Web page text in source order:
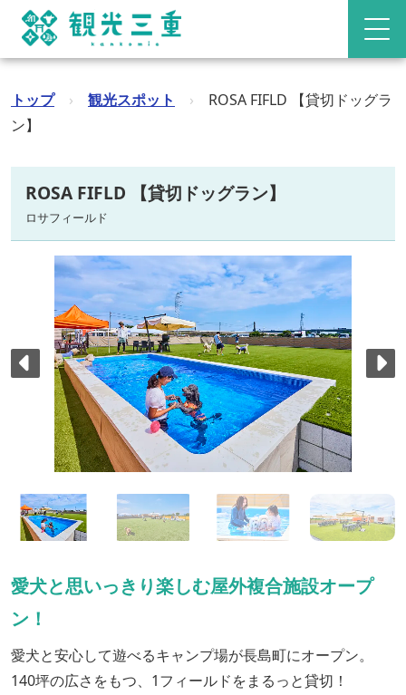
トップ › 観光スポット ›
ROSA FIFLD 【貸切ドッグラ
ン】
ROSA FIFLD 【貸切ドッグラン】
ロサフィールド
愛犬と思いっきり楽しむ屋外複合施設オープ
ン！
愛犬と安心して遊べるキャンプ場が長島町にオープン。
140坪の広さをもつ、1フィールドをまるっと貸切！